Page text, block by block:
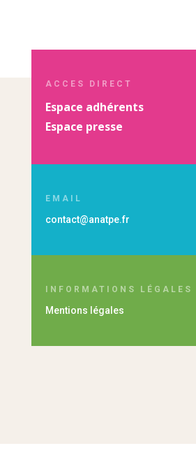
ACCES DIRECT
Espace adhérents
Espace presse
EMAIL
contact@anatpe.fr
INFORMATIONS LÉGALES
Mentions légales